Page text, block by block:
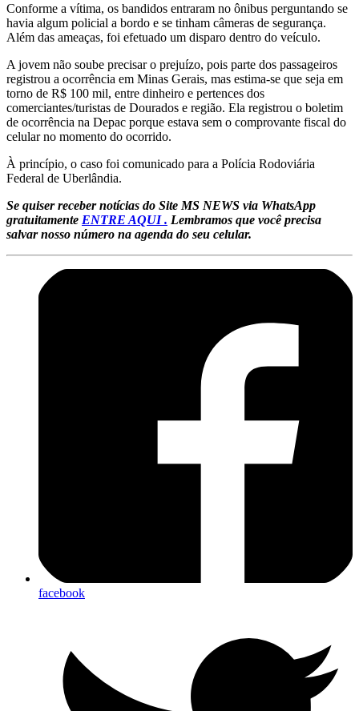
Conforme a vítima, os bandidos entraram no ônibus perguntando se
havia algum policial a bordo e se tinham câmeras de segurança.
Além das ameaças, foi efetuado um disparo dentro do veículo.
A jovem não soube precisar o prejuízo, pois parte dos passageiros
registrou a ocorrência em Minas Gerais, mas estima-se que seja em
torno de R$ 100 mil, entre dinheiro e pertences dos
comerciantes/turistas de Dourados e região. Ela registrou o boletim
de ocorrência na Depac porque estava sem o comprovante fiscal do
celular no momento do ocorrido.
À princípio, o caso foi comunicado para a Polícia Rodoviária
Federal de Uberlândia.
Se quiser receber notícias do Site MS NEWS via WhatsApp
gratuitamente ENTRE AQUI . Lembramos que você precisa
salvar nosso número na agenda do seu celular.
facebook